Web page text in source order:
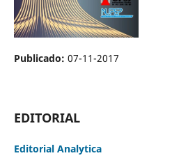
Publicado: 07-11-2017
EDITORIAL
Editorial Analytica